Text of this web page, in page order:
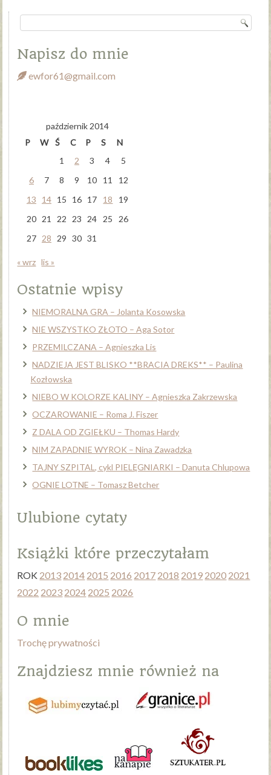
Napisz do mnie
ewfor61@gmail.com
październik 2014
P
W Ś C P S
N
1
2 3 4
5
6
7 8 9 10 11
12
13
14 15 16 17 18
19
20 21 22 23 24 25
26
27 28 29 30 31
« wrz lis »
Ostatnie wpisy
NIEMORALNA GRA – Jolanta Kosowska
NIE WSZYSTKO ZŁOTO – Aga Sotor
PRZEMILCZANA – Agnieszka Lis
NADZIEJA JEST BLISKO **BRACIA DREKS** – Paulina
Kozłowska
NIEBO W KOLORZE KALINY – Agnieszka Zakrzewska
OCZAROWANIE – Roma J. Fiszer
Z DALA OD ZGIEŁKU – Thomas Hardy
NIM ZAPADNIE WYROK – Nina Zawadzka
TAJNY SZPITAL, cykl PIELĘGNIARKI – Danuta Chlupowa
OGNIE LOTNE – Tomasz Betcher
Ulubione cytaty
Książki które przeczytałam
ROK 2013 2014 2015 2016 2017 2018 2019 2020 2021
2022 2023 2024 2025 2026
O mnie
Trochę prywatności
Znajdziesz mnie również na